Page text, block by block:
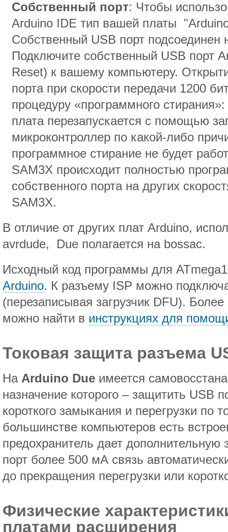
Собственный порт: Чтобы
Arduino IDE тип вашей платы
Собственный USB порт
Подключите собственный USB порт
Reset) к вашему компьютеру.
порта при скорости передачи 1200
процедуру «программного
плата перезапускается с помощью
микроконтроллер по какой-либо
программное стирание не будет
SAM3X происходит полностью
собственного порта на других
SAM3X.
В отличие от других плат Arduino,
avrdude, Due полагается на bossac.
Исходный код программы для
Arduino. К разъему ISP можно
(перезаписывая загрузчик DFU).
можно найти в инструкциях для
Токовая защита разъема
На Arduino Due имеется
назначение которого – защитить USB
короткого замыкания и перегрузки по
большинстве компьютеров есть
предохранитель дает дополнительную
порт более 500 мА связь
до прекращения перегрузки или
Физические
платами расширения